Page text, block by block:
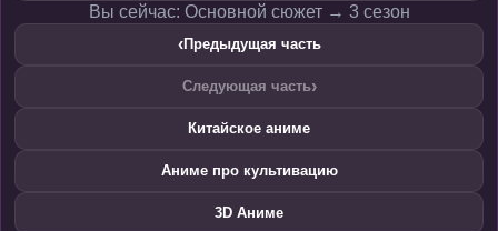
Вы сейчас: Основной сюжет → 3 сезон
‹Предыдущая часть
Следующая часть›
Китайское аниме
Аниме про культивацию
3D Аниме